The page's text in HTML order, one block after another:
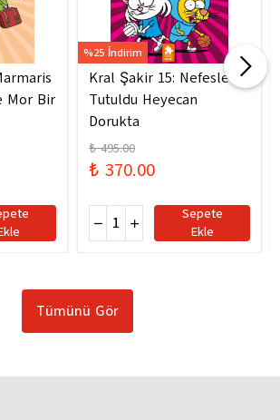
Mor Bir
%25 İndirim
Kral Şakir 15: Nefesler
Tutuldu Heyecan
Dorukta
₺ 495.00
₺ 370.00
Sepete
Ekle
Tümünü Gör